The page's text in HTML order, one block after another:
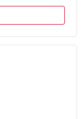
quem busca
uma vaga de
e segurança
um imóvel